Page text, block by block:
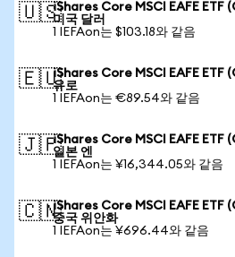
🇺🇸iShares Core MSCI EAFE ETF
미국 달러
1 IEFAon는 $103.18와 같음
🇪🇺iShares Core MSCI EAFE ETF
유로
1 IEFAon는 €89.54와 같음
🇯🇵iShares Core MSCI EAFE ETF
일본 엔
1 IEFAon는 ¥16,344.05와 같음
🇨🇳iShares Core MSCI EAFE ETF
중국 위안화
1 IEFAon는 ¥696.44와 같음